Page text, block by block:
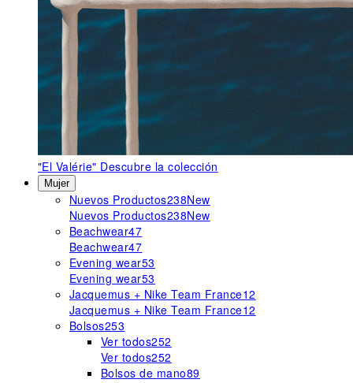
"El Valérie" Descubre la colección
Mujer
Nuevos Productos238New
Nuevos Productos238New
Beachwear47
Beachwear47
Evening wear53
Evening wear53
Jacquemus + Nike Team France12
Jacquemus + Nike Team France12
Bolsos253
Ver todos252
Ver todos252
Bolsos de mano89